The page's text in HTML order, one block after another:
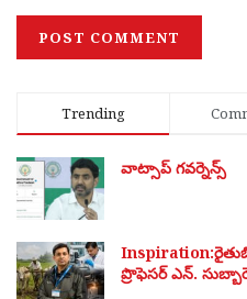
Trending
వాట్సాప్ గవర్నెన్స్
ప్రొఫెసర్ ఎన్.